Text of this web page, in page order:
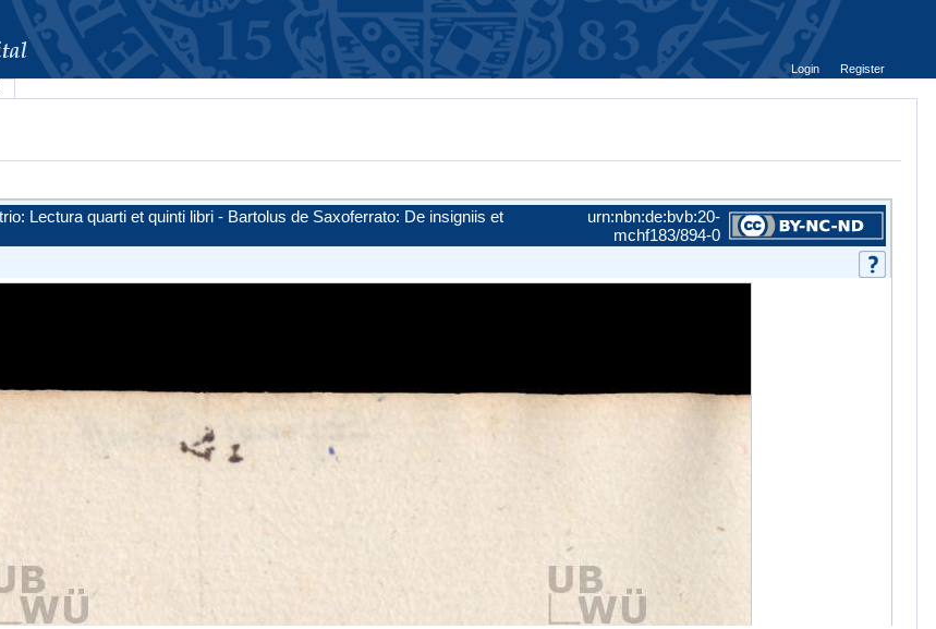
Login
Register